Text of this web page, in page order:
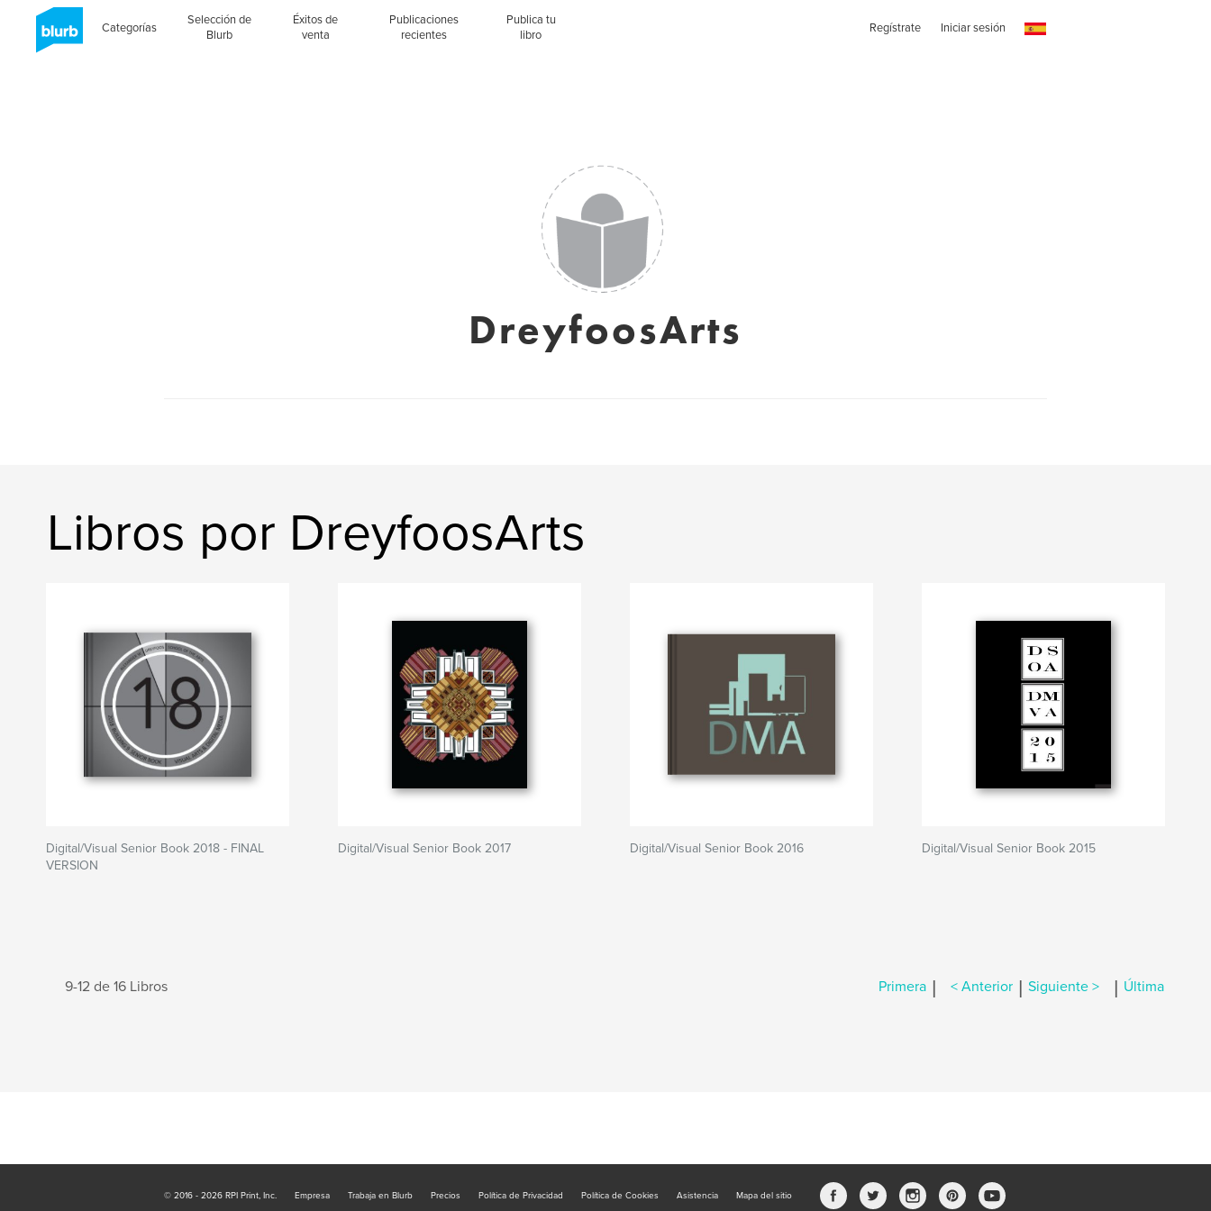
Categorías
Selección de
Blurb
Éxitos de
venta
Publicaciones
recientes
Publica tu
libro
Regístrate Iniciar sesión
DreyfoosArts
Libros por DreyfoosArts
Digital/Visual Senior Book 2018 - FINAL
VERSION
Digital/Visual Senior Book 2017 Digital/Visual Senior Book 2016 Digital/Visual Senior Book 2015
9-12 de 16 Libros Primera | < Anterior | Siguiente > | Última
© 2016 - 2026 RPI Print, Inc. Empresa Trabaja en Blurb Precios Política de Privacidad Política de Cookies Asistencia Mapa del sitio